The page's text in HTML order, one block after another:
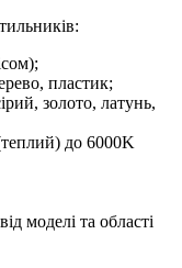
пластик;
золото, латунь,
до 6000K
моделі та області